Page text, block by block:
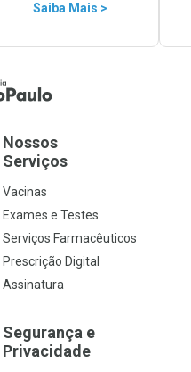
Saiba Mais >
Nossos
Serviços
Vacinas
Exames e Testes
Serviços Farmacêuticos
Prescrição Digital
Assinatura
Segurança e
Privacidade